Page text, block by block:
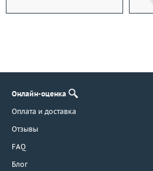
Онлайн-оценка
Оплата и доставка
Отзывы
FAQ
Блог